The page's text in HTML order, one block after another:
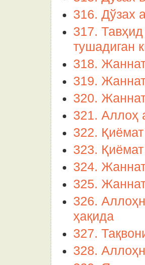
316. Дўзах
317.
тушадиган
318.
319.
320.
321. Аллоҳ
322.
323.
324.
325.
326.
ҳақида
327.
328.